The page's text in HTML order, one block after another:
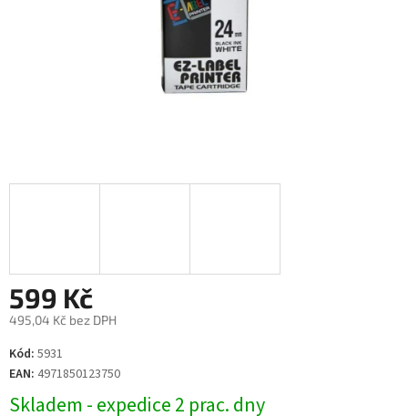
599 Kč
495,04 Kč bez DPH
Měrná
cena:
Kód: 5931
EAN: 4971850123750
Skladem - expedice 2 prac. dny